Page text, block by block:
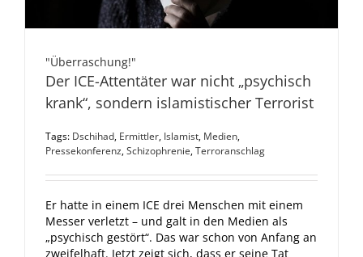
"Überraschung!"
Der ICE-Attentäter war nicht „psychisch
krank“, sondern islamistischer Terrorist
Tags: Dschihad, Ermittler, Islamist, Medien,
Pressekonferenz,Schizophrenie,Terroranschlag
Er hatte in einem ICE drei Menschen mit einem
Messer verletzt – und galt in den Medien als
„psychisch gestört“. Das war schon von Anfang an
zweifelhaft. Jetzt zeigt sich, dass er seine Tat